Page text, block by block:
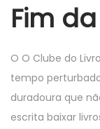
Fim
O O Clube do
tempo
duradoura que
escrita baixar